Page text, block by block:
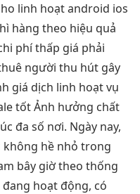
linh hoạtandroid ios
hàng theo hiệu quả
phí thấp giá phải
người thu hút gây
giá dịch linh hoạtvụ
tốtẢnh hưởng chất
đa số nơi. Ngày nay,
hề nhỏ trong
bây giờ theo thống
hoạt động, có